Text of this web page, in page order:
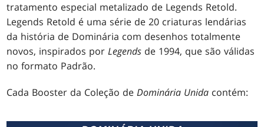
tratamento especial metalizado de Legends Retold.
Legends Retold é uma série de 20 criaturas lendárias
da história de Dominária com desenhos totalmente
novos, inspirados porLegends de 1994, que são válidas
no formato Padrão.
Cada Booster da Coleção deDominária Unida contém: